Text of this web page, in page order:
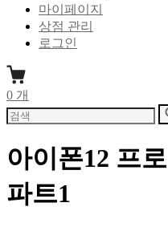
마이페이지
상점 관리
로그인
0 개
다
음
검
아이폰12 프
파트1